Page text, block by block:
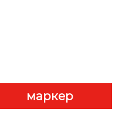
маркер